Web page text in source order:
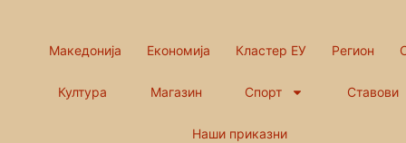
Македонија Економија Кластер ЕУ Регион
Култура Магазин Спорт Ставови
Наши приказни